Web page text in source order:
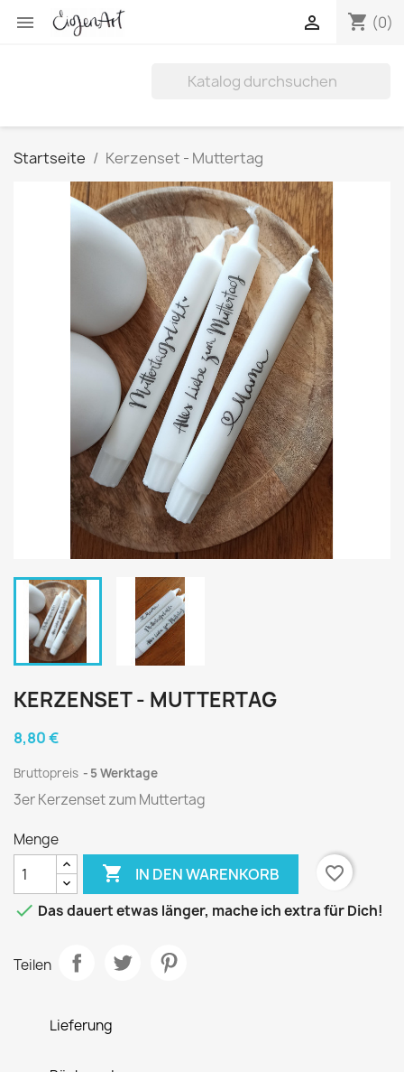
 shopping_cart (0)

Startseite Kerzenset - Muttertag
KERZENSET - MUTTERTAG
8,80 €
Bruttopreis 5 Werktage
3er Kerzenset zum Muttertag
Menge
 IN DEN WARENKORB
favorite_border
 Das dauert etwas länger, mache ich extra für Dich!
Teilen
Lieferung